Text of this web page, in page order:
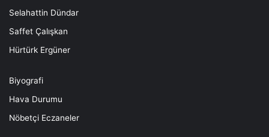
Selahattin Dündar
Saffet Çalışkan
Hürtürk Ergüner
Biyografi
Hava Durumu
Nöbetçi Eczaneler